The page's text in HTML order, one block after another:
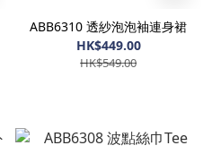
ABB6310 透紗泡泡袖連身裙
HK$449.00
HK$549.00